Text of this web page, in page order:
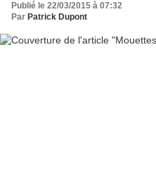
Publié le 22/03/2015 à 07:32
Par Patrick Dupont